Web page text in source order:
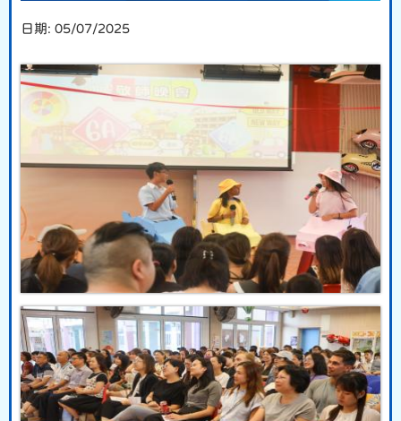
日期: 05/07/2025